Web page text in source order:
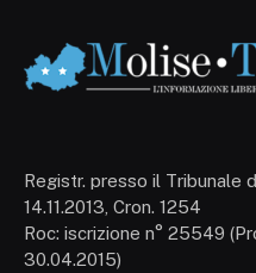
Registr. presso il Tribunale
14.11.2013, Cron. 1254
Roc: iscrizione n° 25549
30.04.2015)